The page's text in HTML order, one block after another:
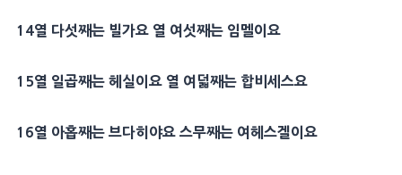
14열 다섯째는 빌가요 열 여섯째는 임멜이요
15열 일곱째는 헤실이요 열 여덟째는 합비세스요
16열 아홉째는 브다히야요 스무째는 여헤스겔이요